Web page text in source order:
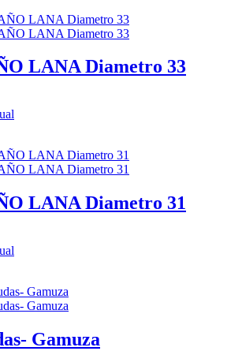
LANA Diametro 33
LANA Diametro 31
Gamuza